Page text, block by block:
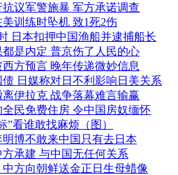
议军警施暴 军方承诺调查
训练时坠机 致1死2伤
日本扣押中国渔船并逮捕船长
是内定 普京伤了人民的心
方预言 晚年传递微妙信息
日媒称对日不利影响日美关系
伊拉克 战争落幕难言输赢
民免费住房 令中国房奴缅怀
”看谁敢找麻烦（图）
博不敢来中国只有去日本
承建 与中国无任何关系
方向朝鲜送金正日生母蜡像